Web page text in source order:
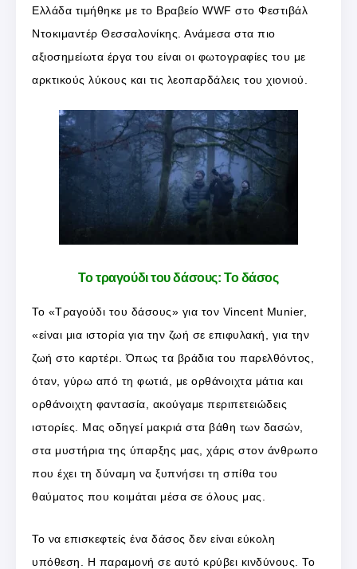
Ελλάδα τιμήθηκε με το Βραβείο WWF στο Φεστιβάλ
Ντοκιμαντέρ Θεσσαλονίκης. Ανάμεσα στα πιο
αξιοσημείωτα έργα του είναι οι φωτογραφίες του με
αρκτικούς λύκους και τις λεοπαρδάλεις του χιονιού.
Το τραγούδι του δάσους: Το δάσος
Το «Τραγούδι του δάσους» για τον Vincent Munier,
«είναι μια ιστορία για την ζωή σε επιφυλακή, για την
ζωή στο καρτέρι. Όπως τα βράδια του παρελθόντος,
όταν, γύρω από τη φωτιά, με ορθάνοιχτα μάτια και
ορθάνοιχτη φαντασία, ακούγαμε περιπετειώδεις
ιστορίες. Μας οδηγεί μακριά στα βάθη των δασών,
στα μυστήρια της ύπαρξης μας, χάρις στον άνθρωπο
που έχει τη δύναμη να ξυπνήσει τη σπίθα του
θαύματος που κοιμάται μέσα σε όλους μας.
Το να επισκεφτείς ένα δάσος δεν είναι εύκολη
υπόθεση. Η παραμονή σε αυτό κρύβει κινδύνους. Το